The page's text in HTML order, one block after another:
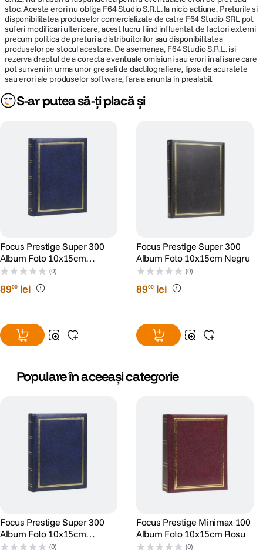
stoc. Aceste erori nu obliga F64 Studio S.R.L. la nicio actiune. Preturile si
disponibilitatea produselor comercializate de catre F64 Studio SRL pot
suferi modificari ulterioare, acest lucru fiind influentat de factori externi
precum politica de preturi a distribuitorilor sau disponibilitatea
produselor pe stocul acestora. De asemenea, F64 Studio S.R.L. isi
rezerva dreptul de a corecta eventuale omisiuni sau erori in afisare care
pot surveni in urma unor greseli de dactilografiere, lipsa de acuratete
sau erori ale produselor software, fara a anunta in prealabil.
S-ar putea să-ți placă și
Focus Prestige Super 300
Album Foto 10x15cm
Albastru
(0)
8900 lei
Focus Prestige Super 300
Album Foto 10x15cm Negru
(0)
8900 lei
Populare în aceeași categorie
Focus Prestige Super 300
Album Foto 10x15cm
Albastru
(0)
Focus Prestige Minimax 100
Album Foto 10x15cm Rosu
(0)